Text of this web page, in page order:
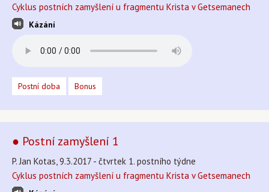
Cyklus postních zamyšlení u fragmentu Krista v Getsemanech
Kázání
Postní doba Bonus
● Postní zamyšlení 1
P. Jan Kotas, 9.3.2017 - čtvrtek 1. postního týdne
Cyklus postních zamyšlení u fragmentu Krista v Getsemanech